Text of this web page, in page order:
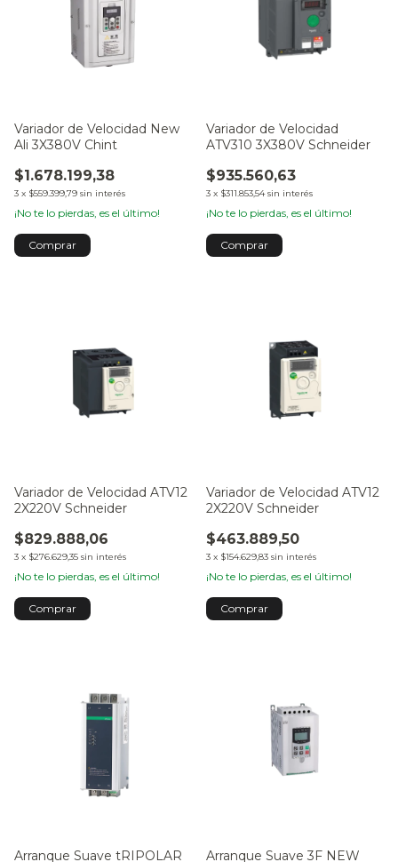
Variador de Velocidad New
Ali 3X380V Chint
$1.678.199,38
3 x $559.399,79 sin interés
¡No te lo pierdas, es el último!
Comprar
Variador de Velocidad
ATV310 3X380V Schneider
$935.560,63
3 x $311.853,54 sin interés
¡No te lo pierdas, es el último!
Comprar
Variador de Velocidad ATV12
2X220V Schneider
$829.888,06
3 x $276.629,35 sin interés
¡No te lo pierdas, es el último!
Comprar
Variador de Velocidad ATV12
2X220V Schneider
$463.889,50
3 x $154.629,83 sin interés
¡No te lo pierdas, es el último!
Comprar
Arranque Suave tRIPOLAR Arranque Suave 3F NEW